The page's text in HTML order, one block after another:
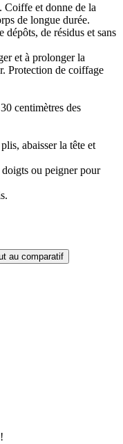
Coiffe et donne de la
de longue durée.
dépôts, de résidus et sans
et à prolonger la
Protection de coiffage
centimètres des
abaisser la tête et
doigts ou peigner pour
au comparatif